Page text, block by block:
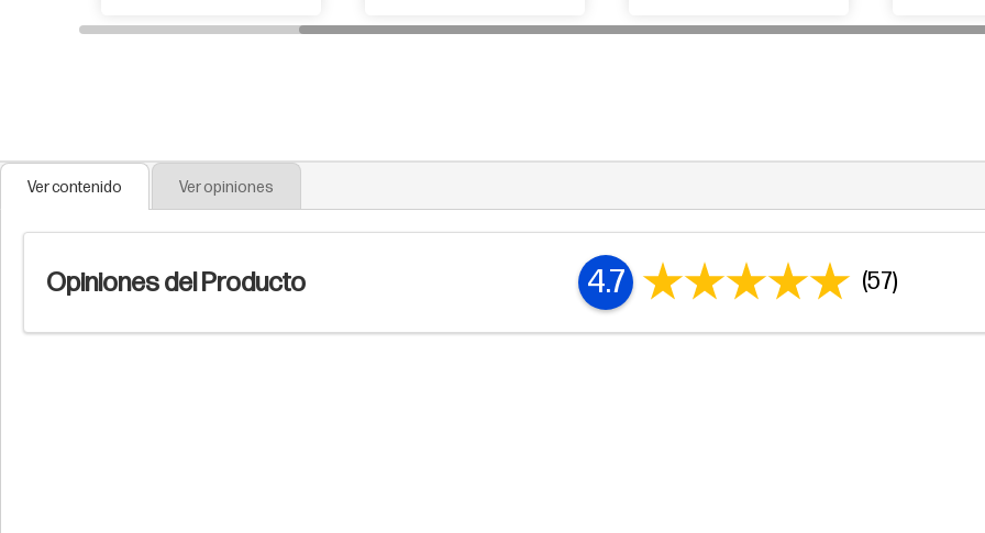
Ver contenido Ver opiniones